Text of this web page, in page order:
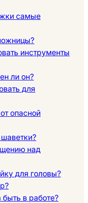
самые
инструменты
ли он?
для
опасной
над
для головы?
в работе?